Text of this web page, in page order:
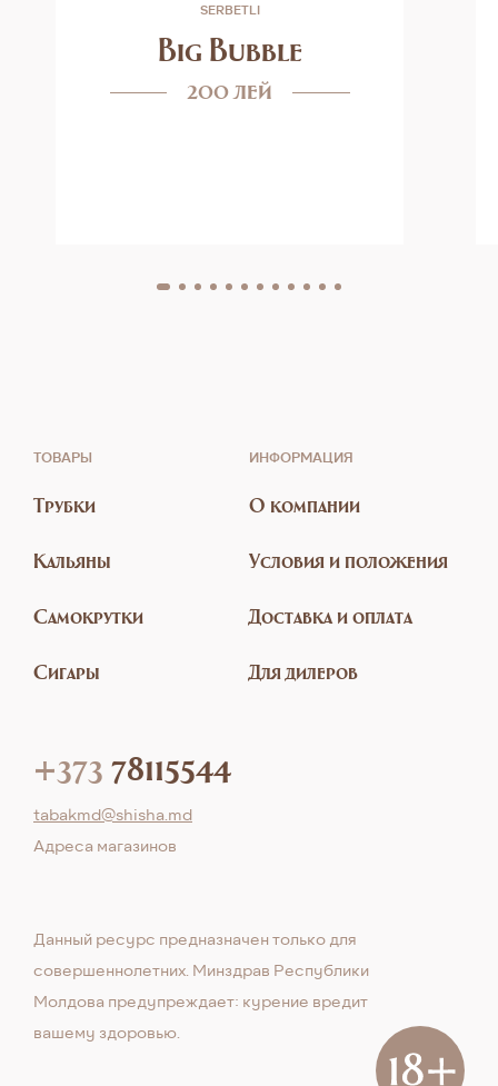
SERBETLI
Big Bubble
200 лей
ТОВАРЫ
Трубки
Кальяны
Самокрутки
Сигары
ИНФОРМАЦИЯ
О компании
Условия и положения
Доставка и оплата
Для дилеров
+373 78115544
tabakmd@shisha.md
Aдреса магазинов
Данный ресурс предназначен только для
совершеннолетних. Минздрав Республики
Молдова предупреждает: курение вредит
вашему здоровью.